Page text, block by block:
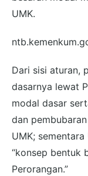
UMK.
Dari sisi aturan,
dasarnya lewat
modal dasar
dan
UMK;
“konsep bentuk
Perorangan.”